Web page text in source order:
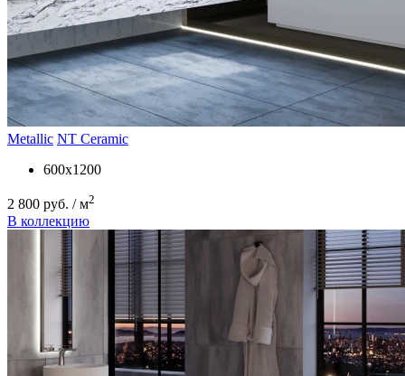
Metallic NT Ceramic
600x1200
2 800 руб. / м2
В коллекцию